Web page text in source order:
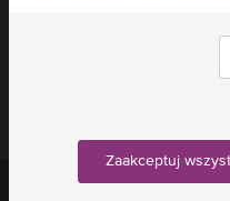
Politechnika
Zaakceptuj